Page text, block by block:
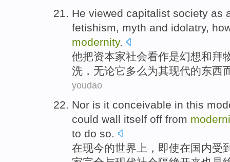
He viewed capitalist society as
fetishism, myth and idolatry,
modernity.
他把资本家社会看作是幻想和拜
洗， 无论它多么为其现代的东西
youdao
Nor is it conceivable in this
could wall itself off from
to do so.
在现今的世界上 ， 即使在国内受